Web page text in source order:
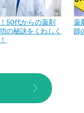
50代からの薬剤
の秘訣をくわしく
薬
師